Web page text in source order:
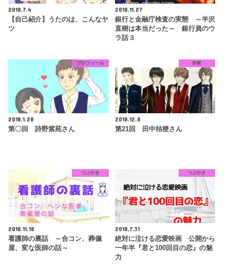
2018.7.4
【自己紹介】うたのは、こんなヤ
ツ
2018.11.27
銀行と金融庁検査の実態 ～半沢
直樹は本当だった～ 銀行員のウ
ラ話３
プロフィール
2018.1.28
第〇回 詩野紫苑さん
作家
2018.12.8
第21回 田中桔梗さん
つぶやき
2018.11.18
看護師の裏話 ～合コン、葬儀
屋、変な医師の話～
つぶやき
2018.7.31
絶対に泣ける恋愛映画 公開から
一年半『君と100回目の恋』の魅
力